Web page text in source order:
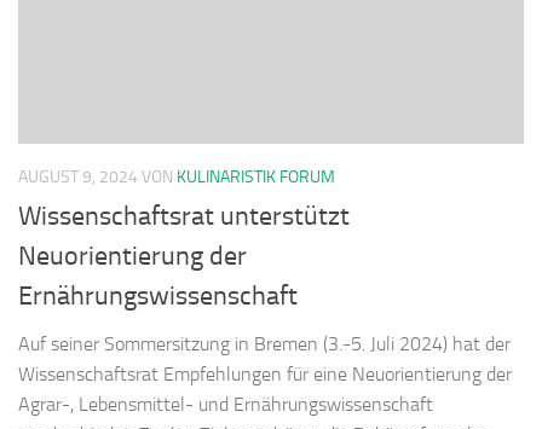
AUGUST 9, 2024 VON KULINARISTIK FORUM
Wissenschaftsrat unterstützt
Neuorientierung der
Ernährungswissenschaft
Auf seiner Sommersitzung in Bremen (3.-5. Juli 2024) hat der
Wissenschaftsrat Empfehlungen für eine Neuorientierung der
Agrar-, Lebensmittel- und Ernährungswissenschaft